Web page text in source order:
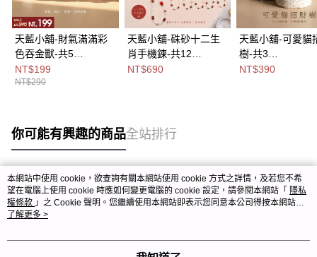
天藍小舖-財氣滿滿彩
色吞金獸-共5
色-$290【A31310107
】
NT$199
NT$290
天藍小舖-硃砂十二生
肖手機鍊-共12
色-$690【A31310216
NT$690
天藍小舖-可愛貓
樹-共3
色-$390【
NT$390
你可能有興趣的商品全站排行
熱門標籤
本網站中使用 cookie，欲查詢有關本網站使用 cookie 方式之詳情，及若您不希
望在電腦上使用 cookie 時應如何變更電腦的 cookie 設定，請參閱本網站「 隱私
權條款 」之 Cookie 聲明。您繼續使用本網站即表示您同意本公司得按本網站使
用條款之 Cookie 聲明使用 cookie。
了解更多 >